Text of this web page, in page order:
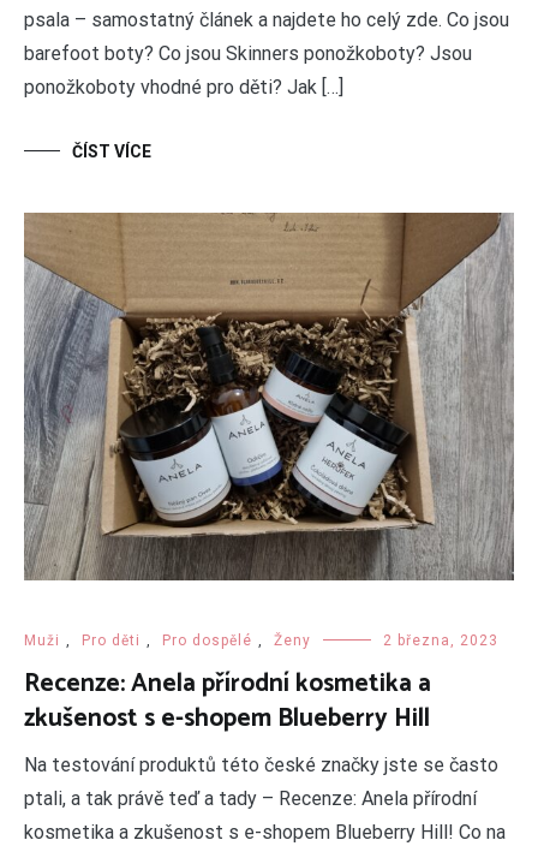
psala – samostatný článek a najdete ho celý zde. Co jsou
barefoot boty? Co jsou Skinners ponožkoboty? Jsou
ponožkoboty vhodné pro děti? Jak […]
ČÍST VÍCE
Muži , Pro děti , Pro dospělé , Ženy 2 března, 2023
Recenze: Anela přírodní kosmetika a
zkušenost s e-shopem Blueberry Hill
Na testování produktů této české značky jste se často
ptali, a tak právě teď a tady – Recenze: Anela přírodní
kosmetika a zkušenost s e-shopem Blueberry Hill! Co na